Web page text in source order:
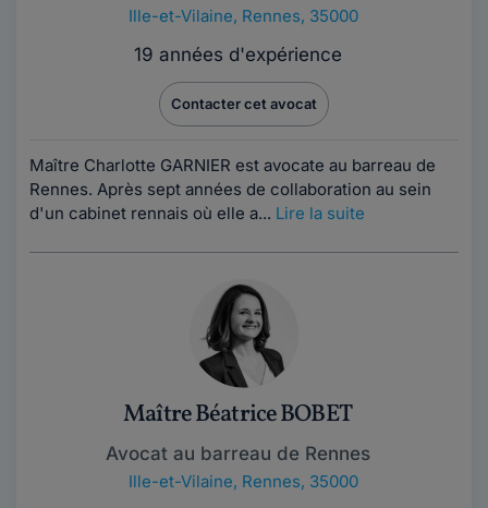
Ille-et-Vilaine, Rennes, 35000
19 années d'expérience
Contacter cet avocat
Maître Charlotte GARNIER est avocate au barreau de
Rennes. Après sept années de collaboration au sein
d'un cabinet rennais où elle a... Lire la suite
Maître Béatrice BOBET
Avocat au barreau de Rennes
Ille-et-Vilaine, Rennes, 35000